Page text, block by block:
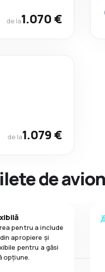
de la1.070 €
de la1.079 €
de
pentru a include
apropiere și
pentru a găsi
opțiune.